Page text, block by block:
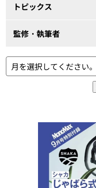
トピックス
監修・執筆者